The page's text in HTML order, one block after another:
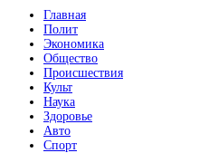
Главная
Полит
Экономика
Общество
Происшествия
Культ
Наука
Здоровье
Авто
Спорт